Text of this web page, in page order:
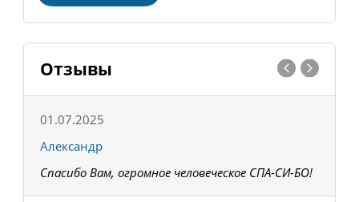
Отзывы
01.07.2025
Александр
Спасибо Вам, огромное человеческое СПА-СИ-БО!